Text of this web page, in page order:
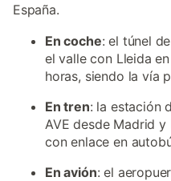
España.
En coche: el túnel
el valle con Lleida
horas, siendo la vía
En tren: la estación
AVE desde Madrid y
con enlace en
En avión: el